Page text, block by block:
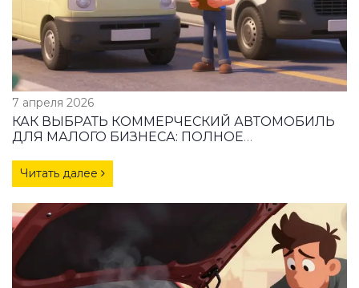
7 апреля 2026
КАК ВЫБРАТЬ КОММЕРЧЕСКИЙ АВТОМОБИЛЬ
ДЛЯ МАЛОГО БИЗНЕСА: ПОЛНОЕ
Читать далее